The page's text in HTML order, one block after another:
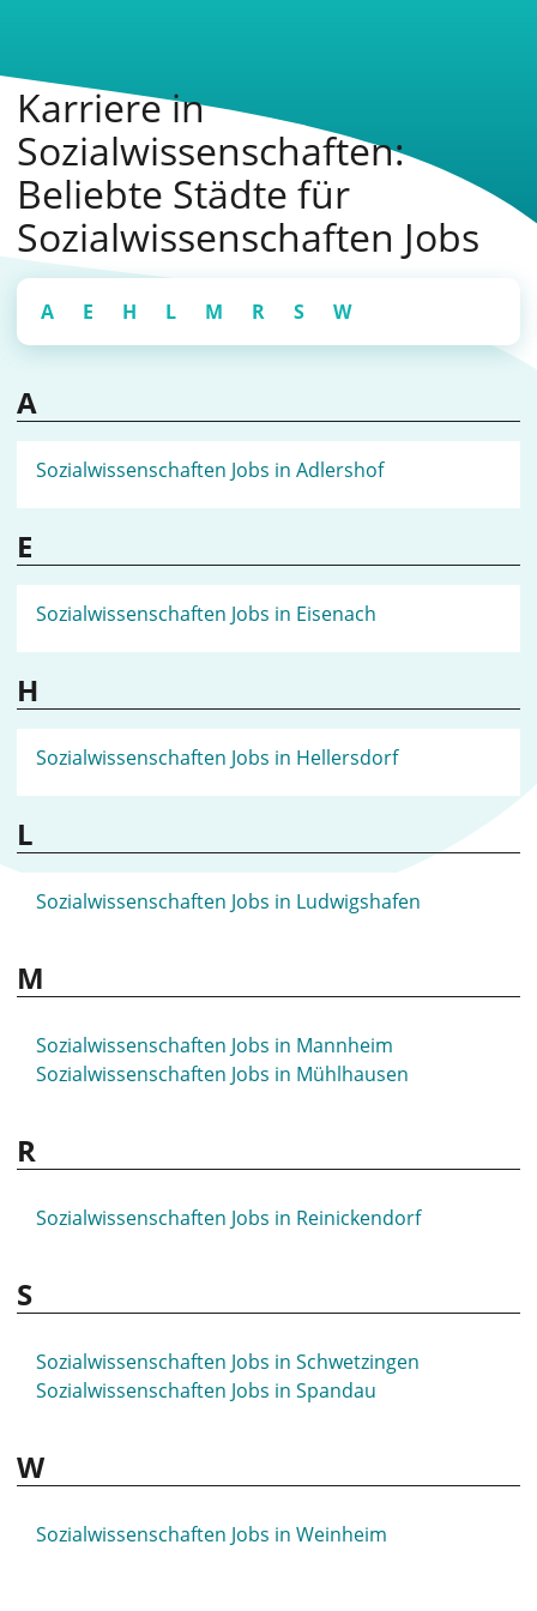
Karriere in
Sozialwissenschaften:
Beliebte Städte für
Sozialwissenschaften Jobs
A E H L M R S W
A
Sozialwissenschaften Jobs in Adlershof
E
Sozialwissenschaften Jobs in Eisenach
H
Sozialwissenschaften Jobs in Hellersdorf
L
Sozialwissenschaften Jobs in Ludwigshafen
M
Sozialwissenschaften Jobs in Mannheim
Sozialwissenschaften Jobs in Mühlhausen
R
Sozialwissenschaften Jobs in Reinickendorf
S
Sozialwissenschaften Jobs in Schwetzingen
Sozialwissenschaften Jobs in Spandau
W
Sozialwissenschaften Jobs in Weinheim